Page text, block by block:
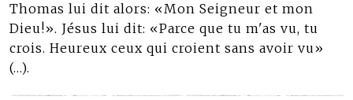
Thomas lui dit alors: «Mon Seigneur et mon
Dieu!». Jésus lui dit: «Parce que tu m'as vu, tu
crois. Heureux ceux qui croient sans avoir vu»
(…).